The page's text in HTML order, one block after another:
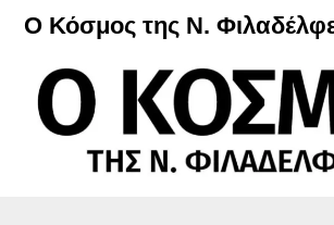
Μετάβαση
περιεχόμενο
Ο Κόσμος της Ν.